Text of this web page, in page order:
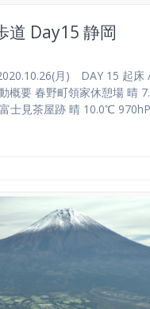
道 Day15 静岡
月) DAY 15 起床
概要 春野町領家休憩場 晴
士見茶屋跡 晴 10.0℃